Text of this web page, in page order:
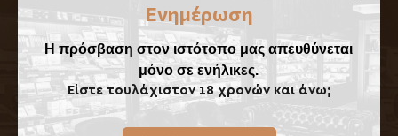
Ενημέρωση
Η πρόσβαση στον ιστότοπο μας απευθύνεται
μόνο σε ενήλικες.
Είστε τουλάχιστον 18 χρονών και άνω;
Όροι Χρήσης
Λογαριασμός
O Λογαριασμός μου
Ιστορικό Παραγγελιών